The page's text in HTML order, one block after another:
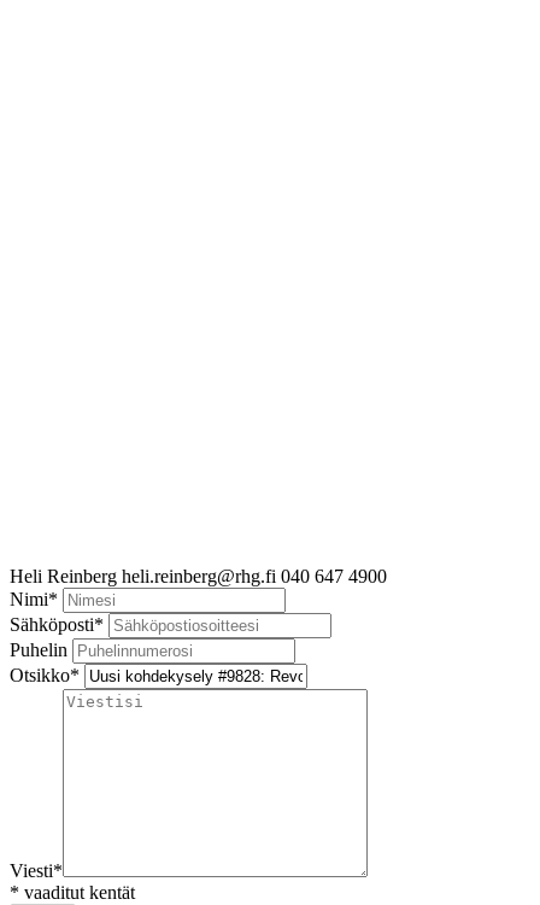
Heli Reinberg heli.reinberg@rhg.fi 040 647 4900
Nimi*
Sähköposti*
Puhelin
Otsikko*
Viesti*
* vaaditut kentät